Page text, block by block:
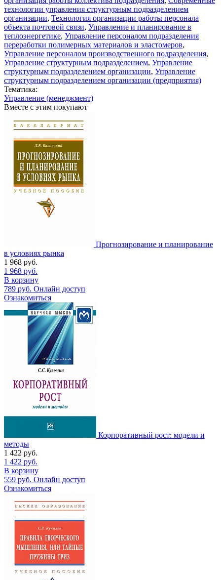
технологии управления структурным подразделением
организации, Технология организации работы персонала
объекта почтовой связи, Управление и планирование в
теплоэнергетике, Управление персоналом подразделения
переработки полимерных материалов и эластомеров,
Управление персоналом производственного подразделения,
Управление структурным подразделением, Управление
структурным подразделением организации, Управление
структурным подразделением организации (предприятия)
Тематика:
Управление (менеджмент)
Вместе с этим покупают
Прогнозирование и планирование
в условиях рынка
1 968 руб.
1 968 руб.
В корзину
789 руб. Онлайн доступ
Ознакомиться
Корпоративный рост: модели и
методы
1 422 руб.
1 422 руб.
В корзину
559 руб. Онлайн доступ
Ознакомиться